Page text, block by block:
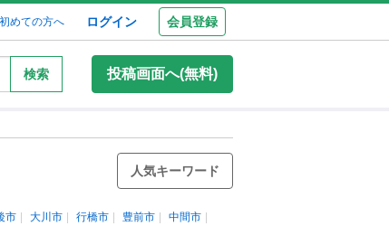
初めての方へ ログイン 会員登録
検索 投稿画面へ(無料)
人気キーワード
市 大川市 行橋市 豊前市
中間市